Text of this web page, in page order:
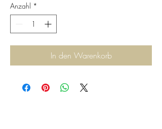
Anzahl *
In den Warenkorb